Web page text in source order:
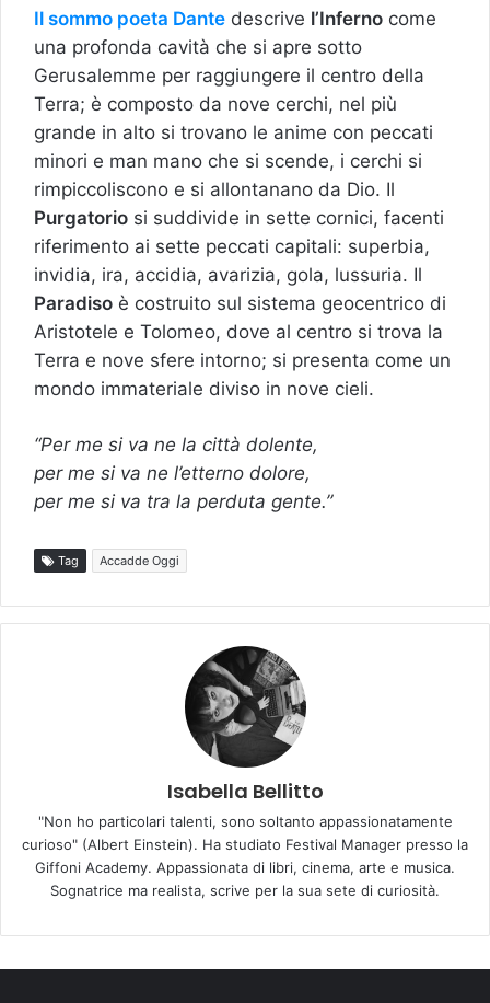
Il sommo poeta Dante descrive l’Inferno come
una profonda cavità che si apre sotto
Gerusalemme per raggiungere il centro della
Terra; è composto da nove cerchi, nel più
grande in alto si trovano le anime con peccati
minori e man mano che si scende, i cerchi si
rimpiccoliscono e si allontanano da Dio. Il
Purgatorio si suddivide in sette cornici, facenti
riferimento ai sette peccati capitali: superbia,
invidia, ira, accidia, avarizia, gola, lussuria. Il
Paradiso è costruito sul sistema geocentrico di
Aristotele e Tolomeo, dove al centro si trova la
Terra e nove sfere intorno; si presenta come un
mondo immateriale diviso in nove cieli.
“Per me si va ne la città dolente,
per me si va ne l’etterno dolore,
per me si va tra la perduta gente.”
Tag Accadde Oggi
Isabella Bellitto
"Non ho particolari talenti, sono soltanto appassionatamente
curioso" (Albert Einstein). Ha studiato Festival Manager presso la
Giffoni Academy. Appassionata di libri, cinema, arte e musica.
Sognatrice ma realista, scrive per la sua sete di curiosità.